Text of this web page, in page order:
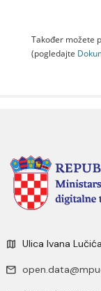
Također možete
(pogledajte